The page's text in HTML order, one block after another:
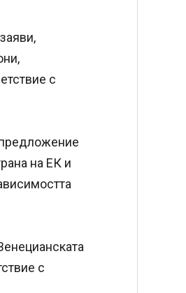
с
на ЕК и
с